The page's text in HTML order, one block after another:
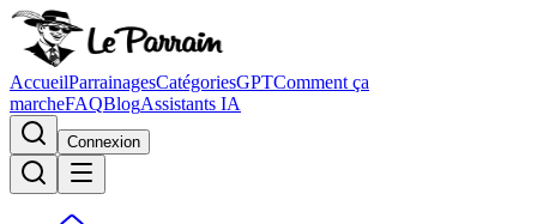
AccueilParrainagesCatégoriesGPTComment ça
marcheFAQBlogAssistants IA
Connexion